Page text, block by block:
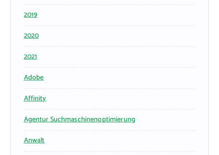
2019
2020
2021
Adobe
Affinity
Agentur Suchmaschinenoptimierung
Anwalt